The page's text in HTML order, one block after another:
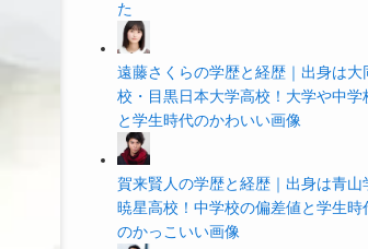
た
遠藤さくらの学歴と経歴｜出身は大
校・目黒日本大学高校！大学や中学
と学生時代のかわいい画像
賀来賢人の学歴と経歴｜出身は青山
暁星高校！中学校の偏差値と学生時
のかっこいい画像